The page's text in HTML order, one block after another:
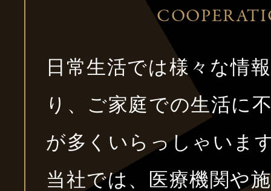
日常生活では様々な情
り、ご家庭での生活に
が多くいらっしゃいま
当社では、医療機関や